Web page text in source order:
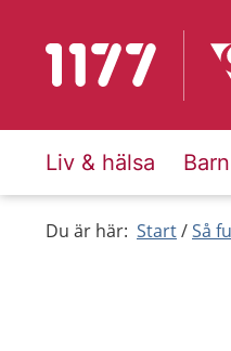
Till startsidan för 1177
Liv & hälsa
Du är här: Start Så